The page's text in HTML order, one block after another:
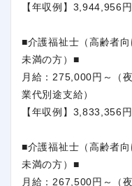
【年収例】3,944,956円
■介護福祉士（高齢者
未満の方）■
月給：275,000円～（
業代別途支給）
【年収例】3,833,356円
■介護福祉士（高齢者
未満の方）■
月給：267,500円～（